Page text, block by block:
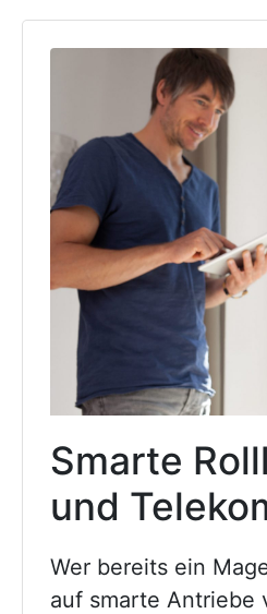
Smarte
und
Wer bereits ein
auf smarte Antriebe